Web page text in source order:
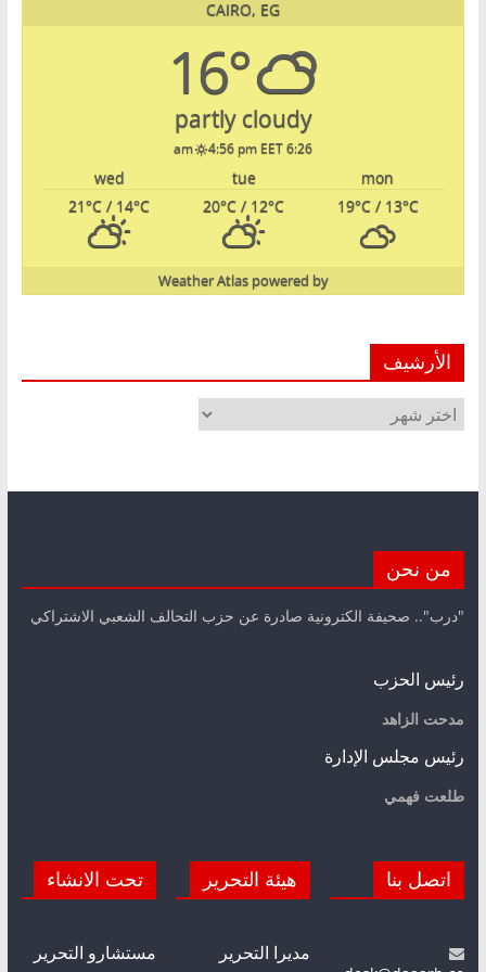
CAIRO, EG
16°
partly cloudy
6:26 am
4:56 pm EET
mon
tue
wed
19°C/ 13°C
20°C / 12°C
21°C / 14°C
powered by
Weather Atlas
الأرشيف
الأرشيف
من نحن
"درب".. صحيفة الكترونية صادرة عن حزب التحالف الشعبي الاشتراكي
رئيس الحزب
مدحت الزاهد
رئيس مجلس الإدارة
طلعت فهمي
اتصل بنا هيئة التحرير
مديرا التحرير
تحت الانشاء
مستشارو التحرير